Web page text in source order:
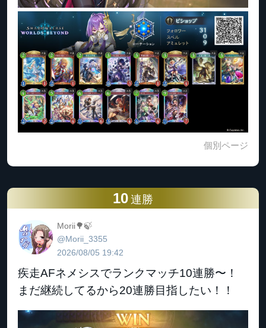
個別ページ
10 連勝
Morii🌳🍃
@Morii_3355
2026/08/05 19:42
疾走AFネメシスでランクマッチ10連勝〜！
まだ継続してるから20連勝目指したい！！